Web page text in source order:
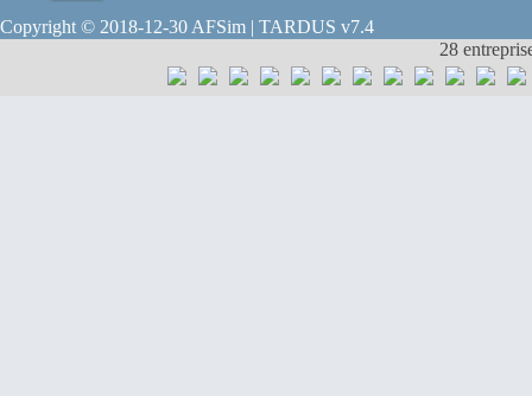
Copyright © 2018-12-30 AFSim | TARDUS v7.4
28